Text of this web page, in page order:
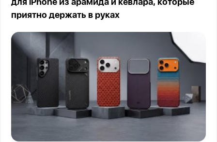
для iPhone из арамида и кевлара, которые
приятно держать в руках